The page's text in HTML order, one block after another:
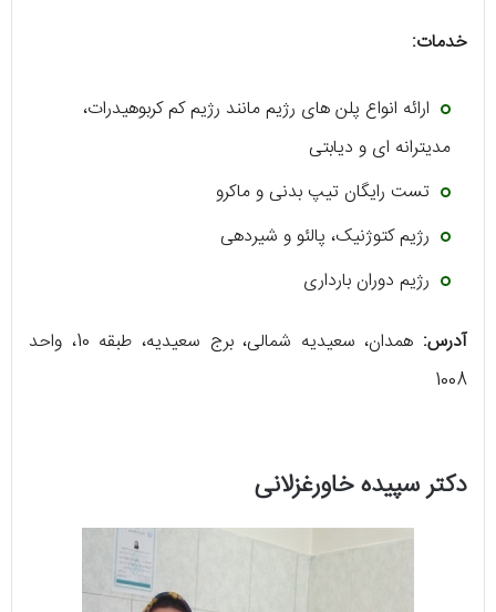
خدمات:
ارائه انواع پلن های رژیم مانند رژیم کم کربوهیدرات،
مدیترانه ای و دیابتی
تست رایگان تیپ بدنی و ماکرو
رژیم کتوژنیک، پالئو و شیردهی
رژیم دوران بارداری
آدرس:
همدان، سعیدیه شمالی، برج سعیدیه، طبقه 10، واحد
1008
دکتر سپیده خاورغزلانی